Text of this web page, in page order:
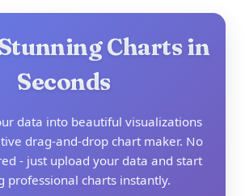
Charts in
Seconds
data into beautiful visualizations
drag-and-drop chart maker. No
- just upload your data and start
professional charts instantly.